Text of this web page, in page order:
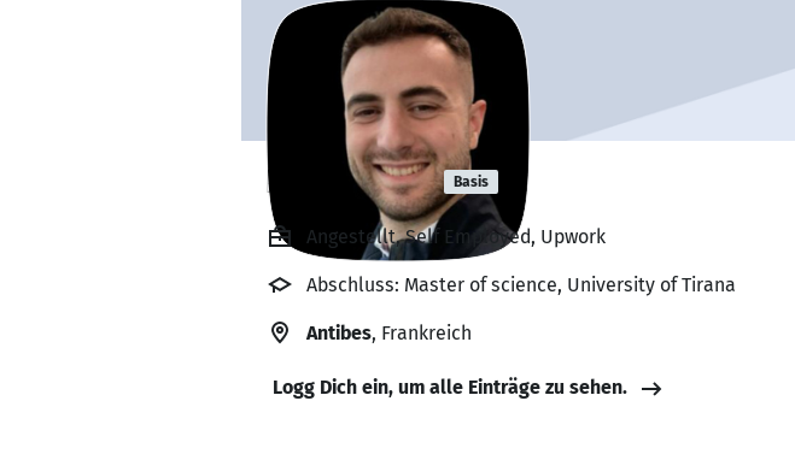
Henri Barçi Basis
Angestellt, Self Employed, Upwork
Abschluss: Master of science, University of Tirana
Antibes, Frankreich
Logg Dich ein, um alle Einträge zu sehen.